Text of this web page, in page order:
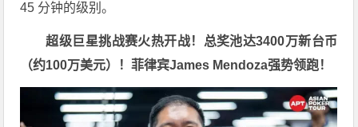
45 分钟的级别。
超级巨星挑战赛火热开战！总奖池达3400万新台币
（约100万美元）！菲律宾James Mendoza强势领跑！